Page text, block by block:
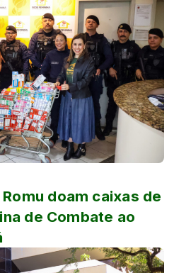
doam caixas de
de Combate ao